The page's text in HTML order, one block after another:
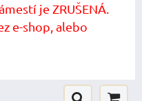
je ZRUŠENÁ.
e-shop, alebo